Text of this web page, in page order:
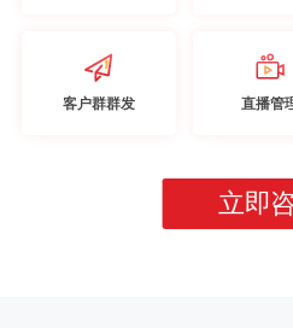
客户群群发 直播管
立即